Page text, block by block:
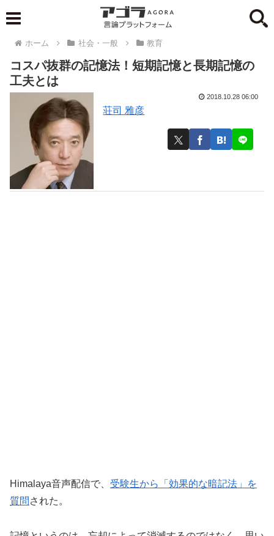
ホーム 社会・一般 教育
コスパ抜群の記憶法！短期記憶と長期記憶の
工夫とは
荘司 雅彦
2018.10.28 06:00
Himalaya音声配信で、 受験生から「効果的な暗記法」を
質問 された。